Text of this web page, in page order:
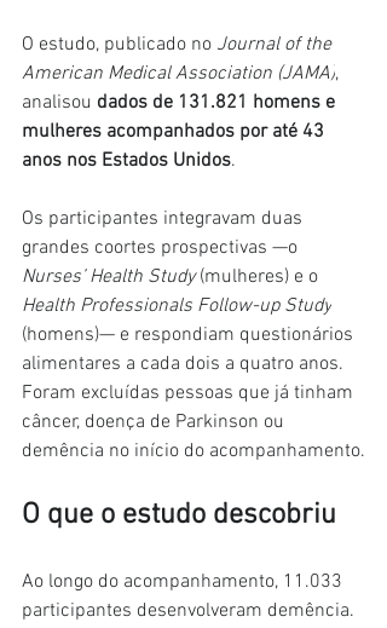
O estudo, publicado no Journal of the
American Medical Association (JAMA),
analisou dados de 131.821 homens e
mulheres acompanhados por até 43
anos nos Estados Unidos.
Os participantes integravam duas
grandes coortes prospectivas —o
Nurses’ Health Study (mulheres) e o
Health Professionals Follow-up Study
(homens)— e respondiam questionários
alimentares a cada dois a quatro anos.
Foram excluídas pessoas que já tinham
câncer, doença de Parkinson ou
demência no início do acompanhamento.
O que o estudo descobriu
Ao longo do acompanhamento, 11.033
participantes desenvolveram demência.